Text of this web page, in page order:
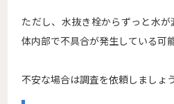
ただし、水抜き栓からずっと水
体内部で不具合が発生している可
不安な場合は調査を依頼しましょう